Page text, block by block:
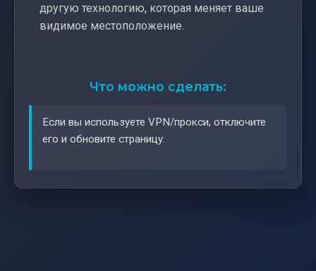
другую технологию, которая меняет ваше
видимое местоположение.
Что можно сделать:
Если вы используете VPN/прокси, отключите
его и обновите страницу.